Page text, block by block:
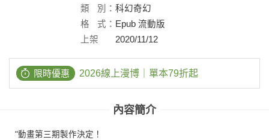
社：
類
別： 科幻奇幻
格
式： Epub 流動版
上架
2020/11/12
限時優惠 2026線上漫博｜單本79折起
內容簡介
"動畫第三期製作決定！